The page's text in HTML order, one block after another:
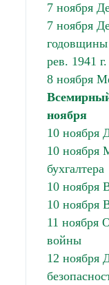
7 ноября
7 ноября
годовщины
рев. 1941 г.
8 ноября
ноября
10 ноября
10 ноября
бухгалтера
10 ноября
10 ноября
11 ноября
войны
12 ноября